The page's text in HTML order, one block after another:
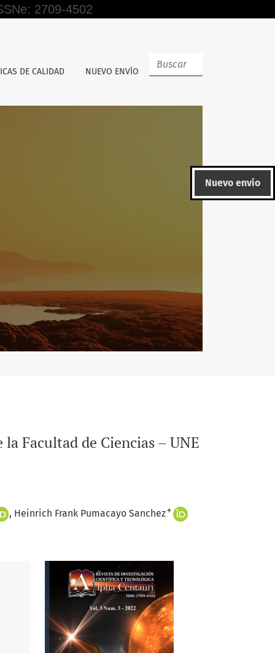
2709-4502
DE CALIDAD NUEVO ENVÍO
Nuevo envío
Facultad de Ciencias – UNE
Heinrich Frank Pumacayo Sanchez+